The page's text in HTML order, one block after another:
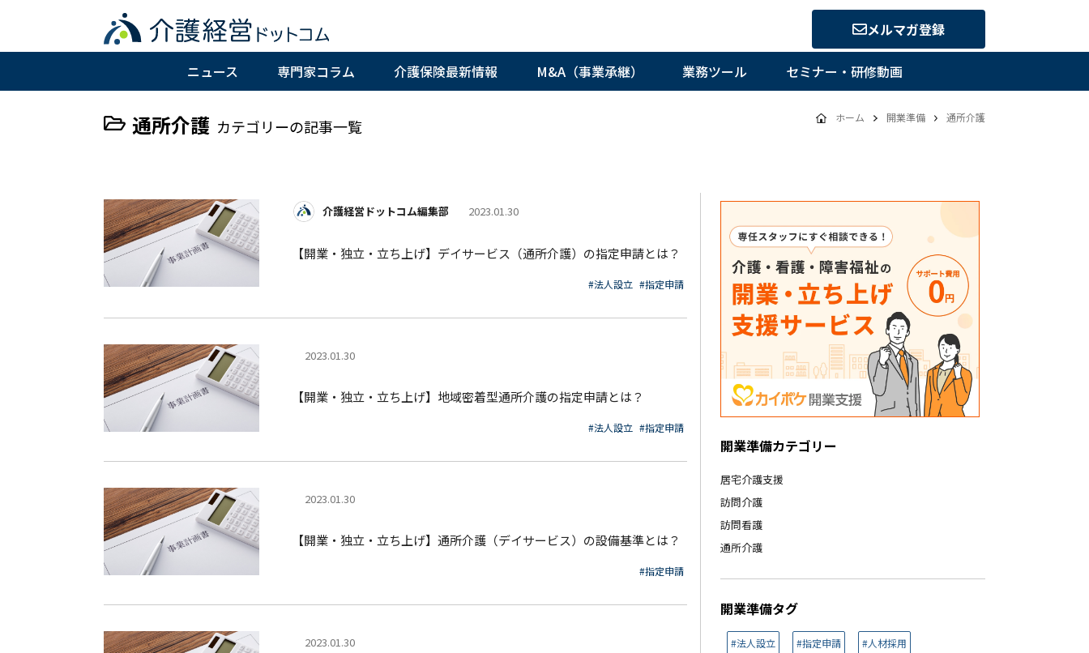
メルマガ登録
ニュース 専門家コラム 介護保険最新情報 M&A（事業承継） 業務ツール セミナー・研修動画
通所介護 カテゴリーの記事一覧 ホーム 開業準備 通所介護
介護経営ドットコム編集部 2023.01.30
【開業・独立・立ち上げ】デイサービス（通所介護）の指定申請とは？
#法人設立 #指定申請
2023.01.30
【開業・独立・立ち上げ】地域密着型通所介護の指定申請とは？
#法人設立 #指定申請
2023.01.30
【開業・独立・立ち上げ】通所介護（デイサービス）の設備基準とは？
#指定申請
2023.01.30
開業準備カテゴリー
居宅介護支援
訪問介護
訪問看護
通所介護
開業準備タグ
#法人設立 #指定申請 #人材採用